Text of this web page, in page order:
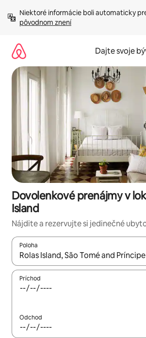
obsah.
Niektoré informácie boli automaticky
pôvodnom znení
Dajte svoje
Dovolenkové prenájmy v
Island
Nájdite a rezervujte si jedinečné
Poloha
Keď budú výsledky k dispozícii,
Príchod
Odchod